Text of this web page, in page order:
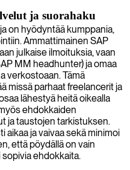
ja suorahaku
on hyödyntää kumppania,
Ammattimainen SAP
julkaise ilmoituksia, vaan
MM headhunter) ja omaa
verkostoaan. Tämä
missä parhaat freelancerit ja
lähestyä heitä oikealla
ehdokkaiden
ja taustojen tarkistuksen.
aikaa ja vaivaa sekä minimoi
että pöydällä on vain
ehdokkaita.